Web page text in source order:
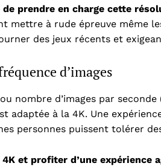
prendre en charge cette
mettre à rude épreuve même
des jeux récents et
d’images
nombre d’images par
adaptée à la 4K. Une
personnes puissent tolérer
et profiter d’une expérience